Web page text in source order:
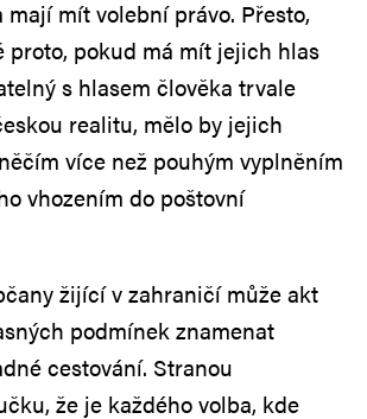
mají mít volební právo. Přesto,
proto, pokud má mít jejich hlas
s hlasem člověka trvale
realitu, mělo by jejich
více než pouhým vyplněním
vhozením do poštovní
žijící v zahraničí může akt
podmínek znamenat
cestování. Stranou
že je každého volba, kde